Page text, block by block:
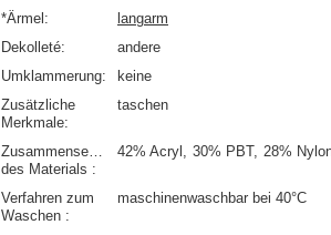
*Ärmel
langarm
Dekolleté
andere
Umklammerung
keine
Zusätzliche
Merkmale
taschen
Zusammensetzung
des Materials
42% Acryl 30% PBT 28%
Verfahren zum
Waschen
maschinenwaschbar bei 40°C